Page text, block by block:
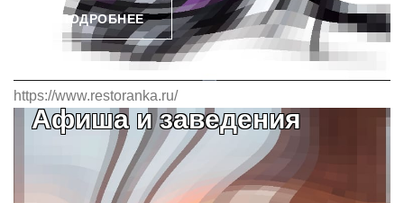
ПОДРОБНЕЕ
https://www.restoranka.ru/
Афиша и заведения